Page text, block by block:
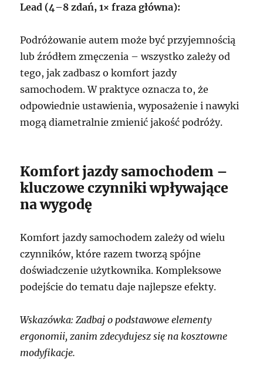
Lead (4–8 zdań, 1× fraza główna):
Podróżowanie autem może być przyjemnością
lub źródłem zmęczenia – wszystko zależy od
tego, jak zadbasz o komfort jazdy
samochodem. W praktyce oznacza to, że
odpowiednie ustawienia, wyposażenie i nawyki
mogą diametralnie zmienić jakość podróży.
Komfort jazdy samochodem –
kluczowe czynniki wpływające
na wygodę
Komfort jazdy samochodem zależy od wielu
czynników, które razem tworzą spójne
doświadczenie użytkownika. Kompleksowe
podejście do tematu daje najlepsze efekty.
Wskazówka: Zadbaj o podstawowe elementy
ergonomii, zanim zdecydujesz się na kosztowne
modyfikacje.